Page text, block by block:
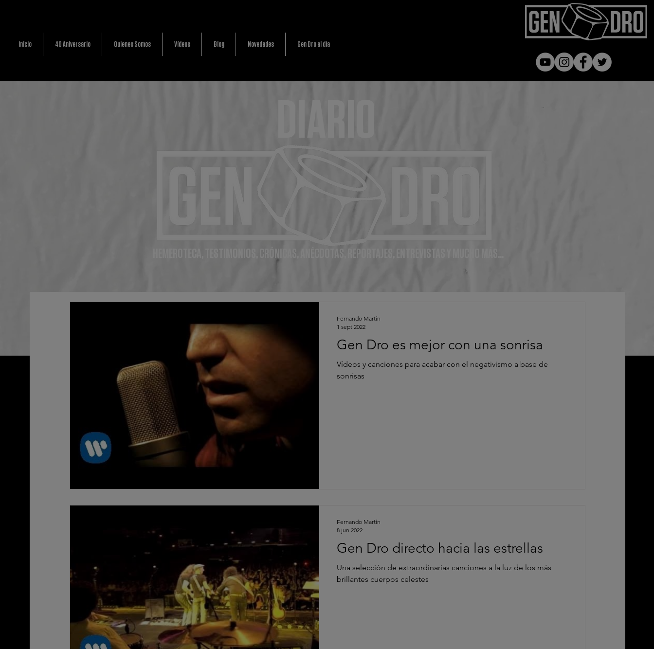
Inicio 40 Aniversario Quienes Somos Vídeos Blog Novedades Gen Dro al día
HEMEROTECA, TESTIMONIOS, CRÓNICAS, ANÉCDOTAS, REPORTAJES, ENTREVISTAS Y MUCHO MÁS...
DIARIO
Gen Dro es mejor con una sonrisa
Vídeos y canciones para acabar con el negativismo a base de
sonrisas
Fernando Martín
1 sept 2022
Gen Dro directo hacia las estrellas
Una selección de extraordinarias canciones a la luz de los más
brillantes cuerpos celestes
Fernando Martín
8 jun 2022